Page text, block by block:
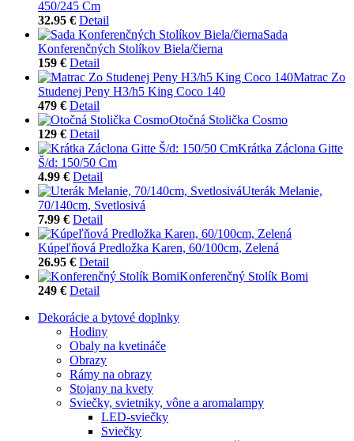
450/245 Cm
32.95 € Detail
Sada
Konferenčných Stolíkov Biela/čierna
159 € Detail
Matrac Zo
Studenej Peny H3/h5 King Coco 140
479 € Detail
Otočná Stolička Cosmo
129 € Detail
Krátka Záclona Gitte
Š/d: 150/50 Cm
4.99 € Detail
Uterák Melanie,
70/140cm, Svetlosivá
7.99 € Detail
Kúpeľňová Predložka Karen, 60/100cm, Zelená
26.95 € Detail
Konferenčný Stolík Bomi
249 € Detail
Dekorácie a bytové doplnky
Hodiny
Obaly na kvetináče
Obrazy
Rámy na obrazy
Stojany na kvety
Sviečky, svietniky, vône a aromalampy
LED-sviečky
Sviečky